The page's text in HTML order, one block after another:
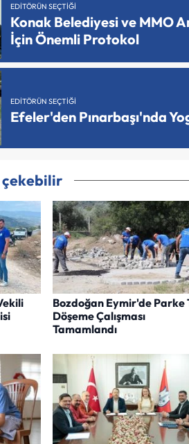
EDITÖRÜN SEÇTIĞI
Konak Belediyesi ve MMO
İçin Önemli Protokol
EDITÖRÜN SEÇTIĞI
Efeler'den Pınarbaşı'nda
çekebilir
Bozdoğan Eymir'de Parke
Döşeme Çalışması
Tamamlandı